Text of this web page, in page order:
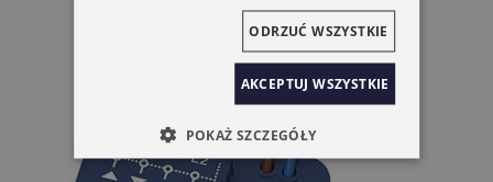
AKCEPTUJ WSZYSTKIE
ODRZUĆ WSZYSTKIE
POKAŻ SZCZEGÓŁY